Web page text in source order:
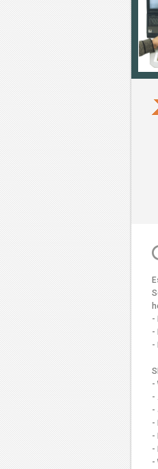
-
-
-
-
-
-
-
-
-
-